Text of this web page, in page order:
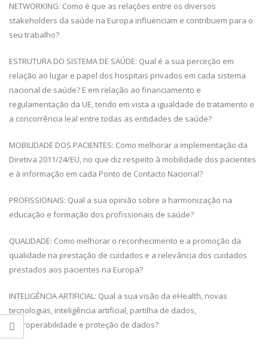
NETWORKING: Como é que as relações entre os diversos
stakeholders da saúde na Europa influenciam e contribuem para o
seu trabalho?
ESTRUTURA DO SISTEMA DE SAÚDE: Qual é a sua perceção em
relação ao lugar e papel dos hospitais privados em cada sistema
nacional de saúde? E em relação ao financiamento e
regulamentação da UE, tendo em vista a igualdade de tratamento e
a concorrência leal entre todas as entidades de saúde?
MOBILIDADE DOS PACIENTES: Como melhorar a implementação da
Diretiva 2011/24/EU, no que diz respeito à mobilidade dos pacientes
e à informação em cada Ponto de Contacto Nacional?
PROFISSIONAIS: Qual a sua opinião sobre a harmonização na
educação e formação dos profissionais de saúde?
QUALIDADE: Como melhorar o reconhecimento e a promoção da
qualidade na prestação de cuidados e a relevância dos cuidados
prestados aos pacientes na Europa?
INTELIGÊNCIA ARTIFICIAL: Qual a sua visão da eHealth, novas
tecnologias, inteligência artificial, partilha de dados,
interoperabilidade e proteção de dados?